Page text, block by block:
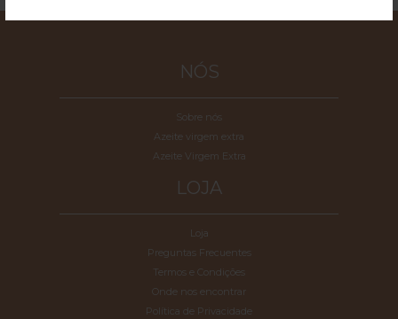
NÓS
Sobre nós
Azeite virgem extra
Azeite Virgem Extra
LOJA
Loja
Preguntas Frecuentes
Termos e Condições
Onde nos encontrar
Política de Privacidade